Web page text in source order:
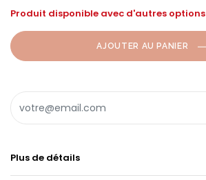
Produit disponible avec d'autres options
AJOUTER AU PANIER
Plus de détails